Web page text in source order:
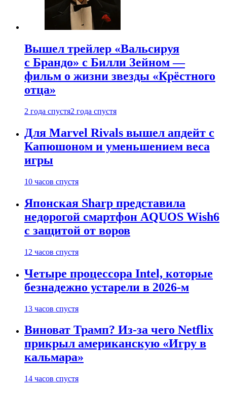
Вышел трейлер «Вальсируя
с Брандо» с Билли Зейном —
фильм о жизни звезды «Крёстного
отца»
2 года спустя2 года спустя
Для Marvel Rivals вышел апдейт с
Капюшоном и уменьшением веса
игры
10 часов спустя
Японская Sharp представила
недорогой смартфон AQUOS Wish6
с защитой от воров
12 часов спустя
Четыре процессора Intel, которые
безнадежно устарели в 2026-м
13 часов спустя
Виноват Трамп? Из-за чего Netflix
прикрыл американскую «Игру в
кальмара»
14 часов спустя